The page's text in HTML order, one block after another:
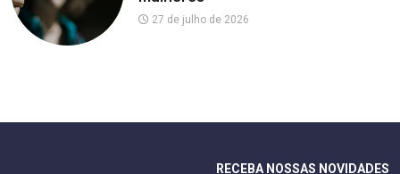
27 de julho de 2026
RECEBA NOSSAS NOVIDADES